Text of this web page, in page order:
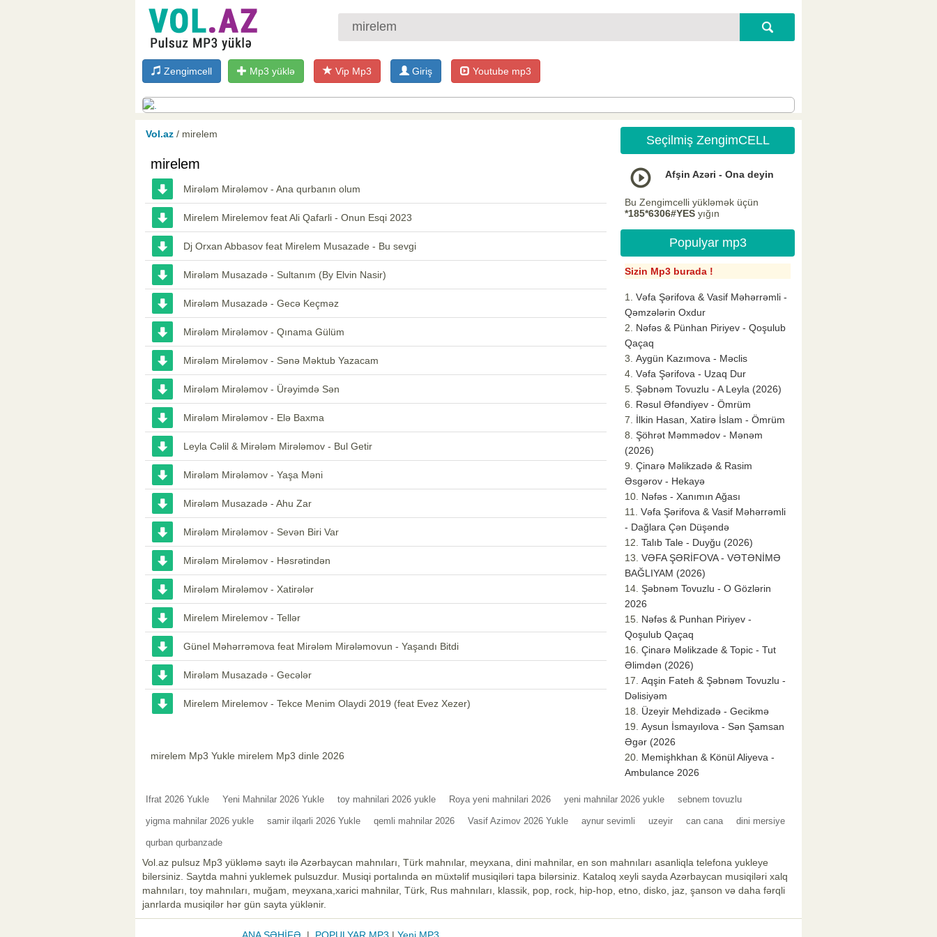
Zengimcell Mp3 yüklə Vip Mp3 Giriş Youtube mp3
Vol.az / mirelem
mirelem
Mirələm Mirələmov - Ana qurbanın olum
Mirelem Mirelemov feat Ali Qafarli - Onun Esqi 2023
Dj Orxan Abbasov feat Mirelem Musazade - Bu sevgi
Mirələm Musazadə - Sultanım (By Elvin Nasir)
Mirələm Musazadə - Gecə Keçməz
Mirələm Mirələmov - Qınama Gülüm
Mirələm Mirələmov - Sənə Məktub Yazacam
Mirələm Mirələmov - Ürəyimdə Sən
Mirələm Mirələmov - Elə Baxma
Leyla Cəlil & Mirələm Mirələmov - Bul Getir
Mirələm Mirələmov - Yaşa Məni
Mirələm Musazadə - Ahu Zar
Mirələm Mirələmov - Sevən Biri Var
Mirələm Mirələmov - Həsrətindən
Mirələm Mirələmov - Xatirələr
Mirelem Mirelemov - Tellər
Günel Məhərrəmova feat Mirələm Mirələmovun - Yaşandı Bitdi
Mirələm Musazadə - Gecələr
Mirelem Mirelemov - Tekce Menim Olaydi 2019 (feat Evez Xezer)
mirelem Mp3 Yukle mirelem Mp3 dinle 2026
Seçilmiş ZengimCELL
Afşin Azəri - Ona deyin
Bu Zengimcelli yükləmək üçün
*185*6306#YES yığın
Populyar mp3
Sizin Mp3 burada !
Vəfa Şərifova & Vasif Məhərrəmli -
Qəmzələrin Oxdur
Nəfəs & Pünhan Piriyev - Qoşulub
Qaçaq
Aygün Kazımova - Məclis
Vəfa Şərifova - Uzaq Dur
Şəbnəm Tovuzlu - A Leyla (2026)
Rəsul Əfəndiyev - Ömrüm
İlkin Hasan, Xatirə İslam - Ömrüm
Şöhrət Məmmədov - Mənəm
(2026)
Çinarə Məlikzadə & Rasim
Əsgərov - Hekayə
Nəfəs - Xanımın Ağası
Vəfa Şərifova & Vasif Məhərrəmli
- Dağlara Çən Düşəndə
Talıb Tale - Duyğu (2026)
VƏFA ŞƏRİFOVA - VƏTƏNİMƏ
BAĞLIYAM (2026)
Şəbnəm Tovuzlu - O Gözlərin
2026
Nəfəs & Punhan Piriyev -
Qoşulub Qaçaq
Çinarə Məlikzade & Topic - Tut
Əlimdən (2026)
Aqşin Fateh & Şəbnəm Tovuzlu -
Dəlisiyəm
Üzeyir Mehdizadə - Gecikmə
Aysun İsmayılova - Sən Şamsan
Əgər (2026
Memişhkhan & Könül Aliyeva -
Ambulance 2026
Ifrat 2026 Yukle Yeni Mahnilar 2026 Yukle toy mahnilari 2026 yukle Roya yeni mahnilari 2026 yeni mahnilar 2026 yukle sebnem tovuzlu
yigma mahnilar 2026 yukle samir ilqarli 2026 Yukle qemli mahnilar 2026 Vasif Azimov 2026 Yukle aynur sevimli uzeyir can cana dini mersiye
qurban qurbanzade
Vol.az pulsuz Mp3 yükləmə saytı ilə Azərbaycan mahnıları, Türk mahnılar, meyxana, dini mahnilar, en son mahnıları asanliqla telefona yukleye
bilersiniz. Saytda mahni yuklemek pulsuzdur. Musiqi portalında ən müxtəlif musiqiləri tapa bilərsiniz. Kataloq xeyli sayda Azərbaycan musiqiləri xalq
mahnıları, toy mahnıları, muğam, meyxana,xarici mahnilar, Türk, Rus mahnıları, klassik, pop, rock, hip-hop, etno, disko, jaz, şanson və daha fərqli
janrlarda musiqilər hər gün sayta yüklənir.